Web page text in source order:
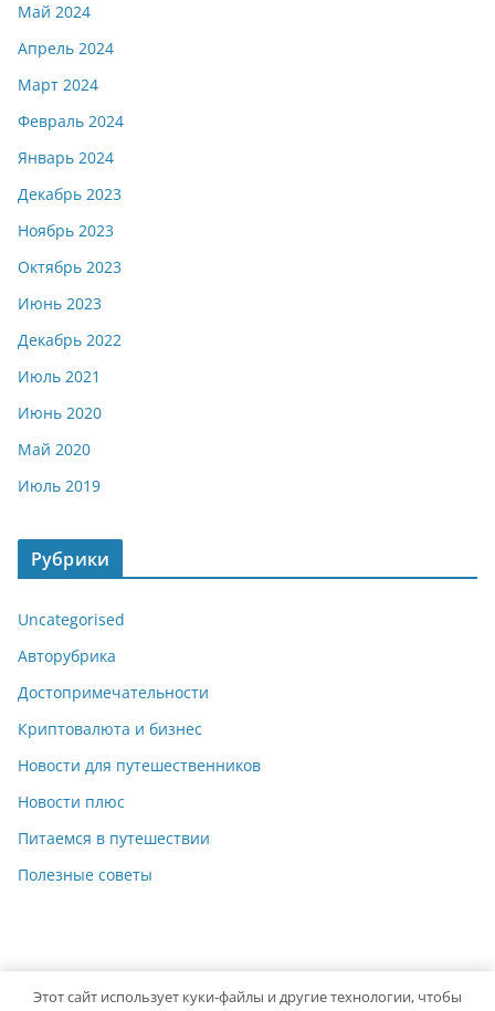
Май 2024
Апрель 2024
Март 2024
Февраль 2024
Январь 2024
Декабрь 2023
Ноябрь 2023
Октябрь 2023
Июнь 2023
Декабрь 2022
Июль 2021
Июнь 2020
Май 2020
Июль 2019
Рубрики
Uncategorised
Авторубрика
Достопримечательности
Криптовалюта и бизнес
Новости для путешественников
Новости плюс
Питаемся в путешествии
Полезные советы
Этот сайт использует куки-файлы и другие технологии, чтобы